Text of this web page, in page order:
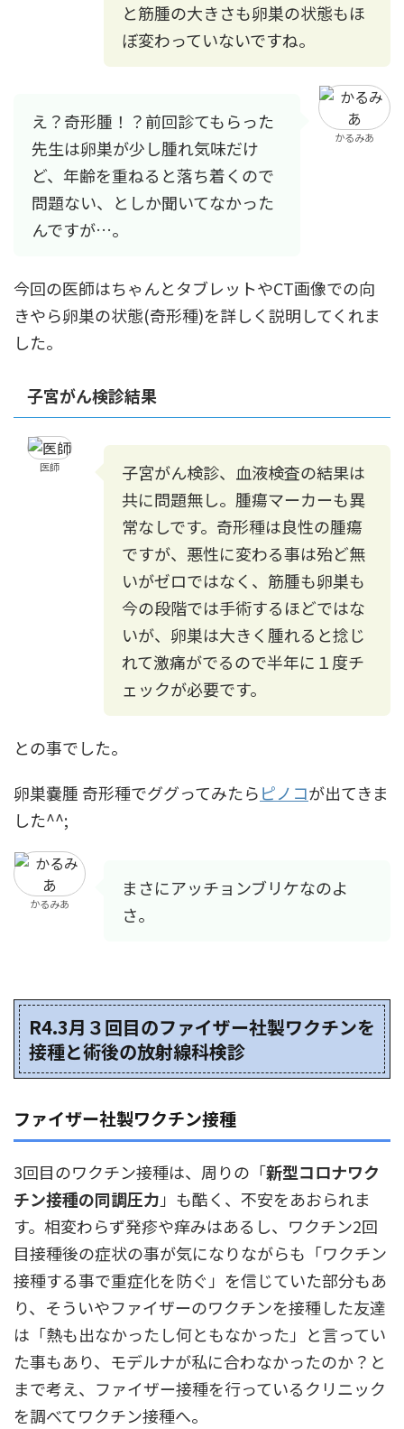
と筋腫の大きさも卵巣の状態もほ
ぼ変わっていないですね。
え？奇形腫！？前回診てもらった
先生は卵巣が少し腫れ気味だけ
ど、年齢を重ねると落ち着くので
問題ない、としか聞いてなかった
んですが…。
かるみあ
今回の医師はちゃんとタブレットやCT画像での向
きやら卵巣の状態(奇形種)を詳しく説明してくれま
した。
子宮がん検診結果
医師
子宮がん検診、血液検査の結果は
共に問題無し。腫瘍マーカーも異
常なしです。奇形種は良性の腫瘍
ですが、悪性に変わる事は殆ど無
いがゼロではなく、筋腫も卵巣も
今の段階では手術するほどではな
いが、卵巣は大きく腫れると捻じ
れて激痛がでるので半年に１度チ
ェックが必要です。
との事でした。
卵巣嚢腫 奇形種でググってみたらピノコが出てきま
した^^;
かるみあ
まさにアッチョンブリケなのよ
さ。
R4.3月３回目のファイザー社製ワクチンを
接種と術後の放射線科検診
ファイザー社製ワクチン接種
3回目のワクチン接種は、周りの「新型コロナワク
チン接種の同調圧力」も酷く、不安をあおられま
す。相変わらず発疹や痒みはあるし、ワクチン2回
目接種後の症状の事が気になりながらも「ワクチン
接種する事で重症化を防ぐ」を信じていた部分もあ
り、そういやファイザーのワクチンを接種した友達
は「熱も出なかったし何ともなかった」と言ってい
た事もあり、モデルナが私に合わなかったのか？と
まで考え、ファイザー接種を行っているクリニック
を調べてワクチン接種へ。